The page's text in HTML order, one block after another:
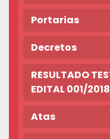
Portarias
Decretos
RESULTADO
EDITAL 001/2018
Atas